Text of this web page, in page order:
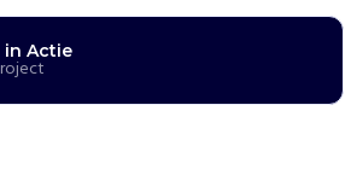
in Actie